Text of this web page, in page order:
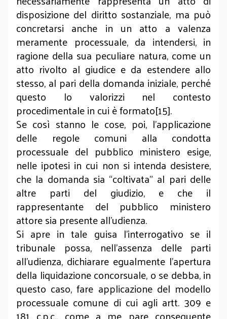
disposizione del diritto sostanziale, ma può
concretarsi anche in un atto a valenza
meramente processuale, da intendersi, in
ragione della sua peculiare natura, come un
atto rivolto al giudice e da estendere allo
stesso, al pari della domanda iniziale, perché
questo lo valorizzi nel contesto
procedimentale in cui è formato[15].
Se così stanno le cose, poi, l’applicazione
delle regole comuni alla condotta
processuale del pubblico ministero esige,
nelle ipotesi in cui non si intenda desistere,
che la domanda sia “coltivata” al pari delle
altre parti del giudizio, e che il
rappresentante del pubblico ministero
attore sia presente all’udienza.
Si apre in tale guisa l’interrogativo se il
tribunale possa, nell’assenza delle parti
all’udienza, dichiarare egualmente l’apertura
della liquidazione concorsuale, o se debba, in
questo caso, fare applicazione del modello
processuale comune di cui agli artt. 309 e